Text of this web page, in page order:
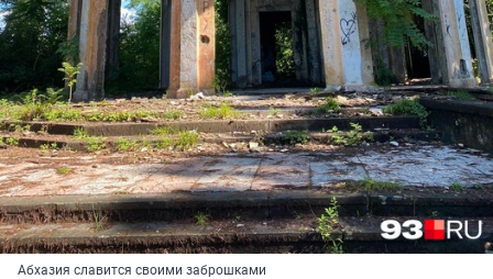
Абхазия славится своими заброшками